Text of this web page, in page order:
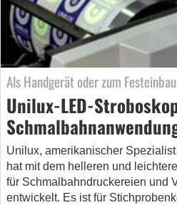
Als Handgerät oder zum
Unilux-LED-
Unilux, amerikanischer
hat mit dem helleren und
für Schmalbahndruckereien und
entwickelt. Es ist für